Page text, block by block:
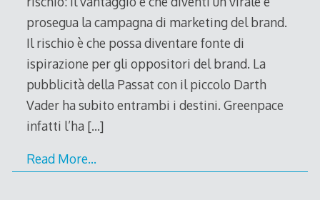
prosegua la campagna di marketing del brand.
Il rischio è che possa diventare fonte di
ispirazione per gli oppositori del brand. La
pubblicità della Passat con il piccolo Darth
Vader ha subito entrambi i destini. Greenpace
infatti l’ha […]
Read More…